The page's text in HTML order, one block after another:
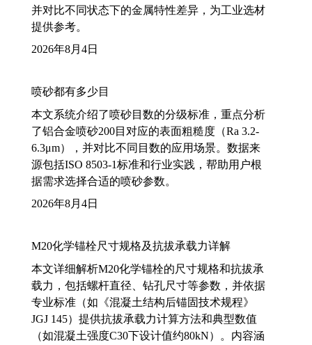
并对比不同状态下的金属特性差异，为工业选材
提供参考。
2026年8月4日
喷砂都有多少目
本文系统介绍了喷砂目数的分级标准，重点分析
了铝合金喷砂200目对应的表面粗糙度（Ra 3.2-
6.3μm），并对比不同目数的应用场景。数据来
源包括ISO 8503-1标准和行业实践，帮助用户根
据需求选择合适的喷砂参数。
2026年8月4日
M20化学锚栓尺寸规格及抗拔承载力详解
本文详细解析M20化学锚栓的尺寸规格和抗拔承
载力，包括螺杆直径、钻孔尺寸等参数，并依据
专业标准（如《混凝土结构后锚固技术规程》
JGJ 145）提供抗拔承载力计算方法和典型数值
（如混凝土强度C30下设计值约80kN）。内容涵